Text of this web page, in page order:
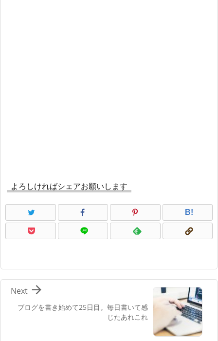
よろしければシェアお願いします
B!
ブログを書き始めて25日目。毎日書いて感
じたあれこれ

Next